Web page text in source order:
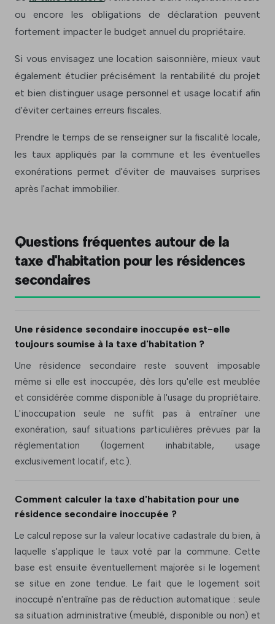
ou encore les obligations de déclaration peuvent
fortement impacter le budget annuel du propriétaire.
Si vous envisagez une location saisonnière, mieux vaut
également étudier précisément la rentabilité du projet
et bien distinguer usage personnel et usage locatif afin
d'éviter certaines erreurs fiscales.
Prendre le temps de se renseigner sur la fiscalité locale,
les taux appliqués par la commune et les éventuelles
exonérations permet d'éviter de mauvaises surprises
après l'achat immobilier.
Questions fréquentes autour de la
taxe d'habitation pour les résidences
secondaires
Une résidence secondaire inoccupée est-elle
toujours soumise à la taxe d'habitation ?
Une résidence secondaire reste souvent imposable
même si elle est inoccupée, dès lors qu'elle est meublée
et considérée comme disponible à l'usage du propriétaire.
L'inoccupation seule ne suffit pas à entraîner une
exonération, sauf situations particulières prévues par la
réglementation (logement inhabitable, usage
exclusivement locatif, etc.).
Comment calculer la taxe d'habitation pour une
résidence secondaire inoccupée ?
Le calcul repose sur la valeur locative cadastrale du bien, à
laquelle s'applique le taux voté par la commune. Cette
base est ensuite éventuellement majorée si le logement
se situe en zone tendue. Le fait que le logement soit
inoccupé n'entraîne pas de réduction automatique : seule
sa situation administrative (meublé, disponible ou non) et